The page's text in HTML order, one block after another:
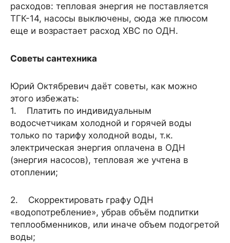
расходов: тепловая энергия не поставляется
ТГК-14, насосы выключены, сюда же плюсом
еще и возрастает расход ХВС по ОДН.
Советы сантехника
Юрий Октябревич даёт советы, как можно
этого избежать:
1. Платить по индивидуальным
водосчетчикам холодной и горячей воды
только по тарифу холодной воды, т.к.
электрическая энергия оплачена в ОДН
(энергия насосов), тепловая же учтена в
отоплении;
2. Скорректировать графу ОДН
«водопотребление», убрав объём подпитки
теплообменников, или иначе объем подогретой
воды;